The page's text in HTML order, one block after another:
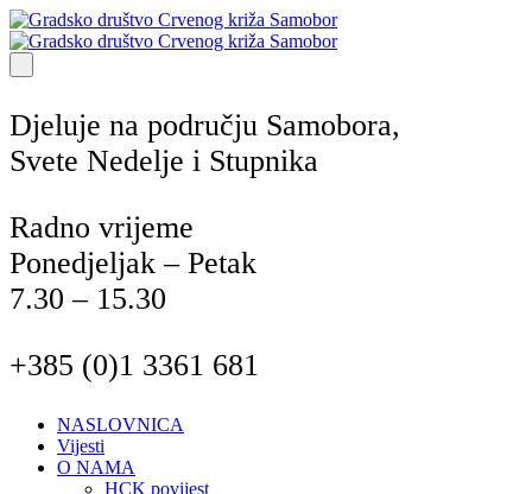
Djeluje na području Samobora,
Svete Nedelje i Stupnika
Radno vrijeme
Ponedjeljak – Petak
7.30 – 15.30
+385 (0)1 3361 681
NASLOVNICA
Vijesti
O NAMA
HCK povijest